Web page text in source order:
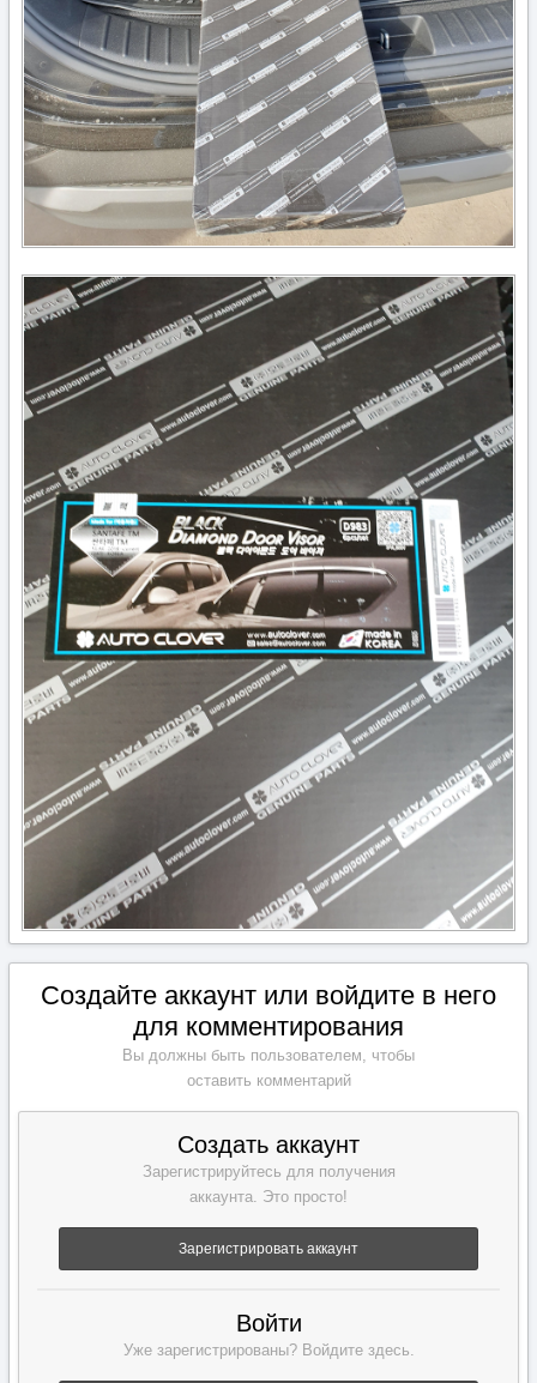
Создайте аккаунт или войдите в него
для комментирования
Вы должны быть пользователем, чтобы
оставить комментарий
Создать аккаунт
Зарегистрируйтесь для получения
аккаунта. Это просто!
Зарегистрировать аккаунт
Войти
Уже зарегистрированы? Войдите здесь.